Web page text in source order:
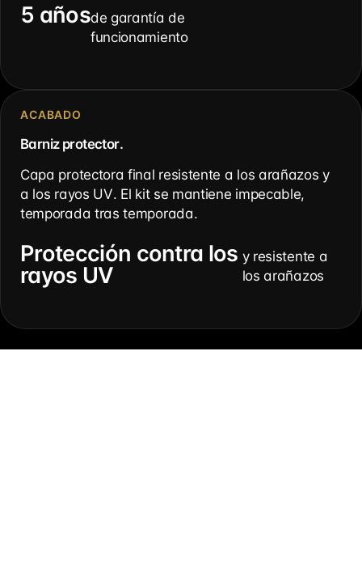
5 añosde garantía de
funcionamiento
ACABADO
Barniz protector.
Capa protectora final resistente a los arañazos y
a los rayos UV. El kit se mantiene impecable,
temporada tras temporada.
Protección contra los
rayos UV
y resistente a
los arañazos